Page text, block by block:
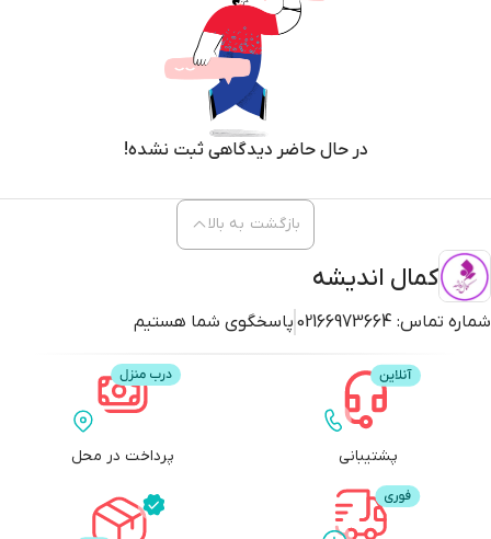
در حال حاضر دیدگاهی ثبت نشده!
کمال اندیشه
شماره تماس: 02166973664 پاسخگوی شما هستیم
بازگشت به بالا
پشتیبانی پرداخت در محل